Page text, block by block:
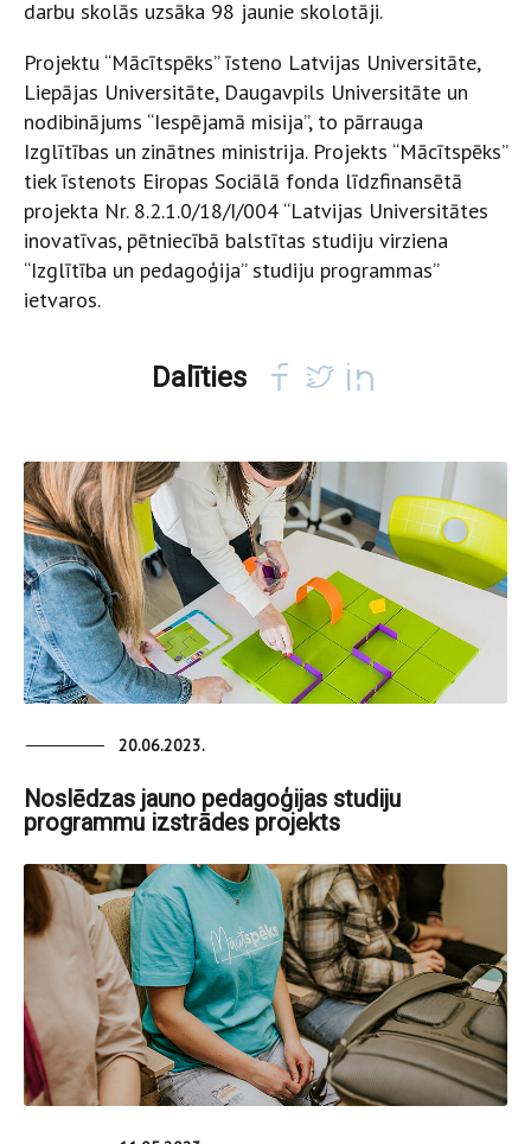
darbu skolās uzsāka 98 jaunie skolotāji.
Projektu “Mācītspēks” īsteno Latvijas Universitāte,
Liepājas Universitāte, Daugavpils Universitāte un
nodibinājums “Iespējamā misija”, to pārrauga
Izglītības un zinātnes ministrija. Projekts “Mācītspēks”
tiek īstenots Eiropas Sociālā fonda līdzfinansētā
projekta Nr. 8.2.1.0/18/I/004 “Latvijas Universitātes
inovatīvas, pētniecībā balstītas studiju virziena
“Izglītība un pedagoģija” studiju programmas”
ietvaros.
Dalīties
20.06.2023.
Noslēdzas jauno pedagoģijas studiju
programmu izstrādes projekts